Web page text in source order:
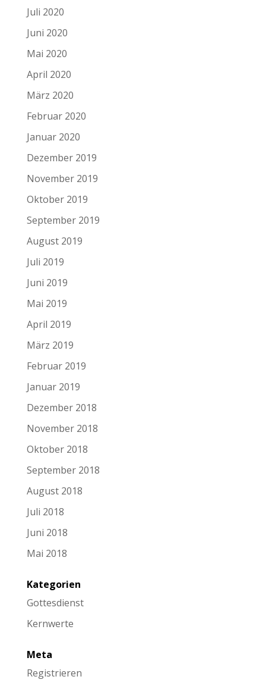
Juli 2020
Juni 2020
Mai 2020
April 2020
März 2020
Februar 2020
Januar 2020
Dezember 2019
November 2019
Oktober 2019
September 2019
August 2019
Juli 2019
Juni 2019
Mai 2019
April 2019
März 2019
Februar 2019
Januar 2019
Dezember 2018
November 2018
Oktober 2018
September 2018
August 2018
Juli 2018
Juni 2018
Mai 2018
Kategorien
Gottesdienst
Kernwerte
Meta
Registrieren